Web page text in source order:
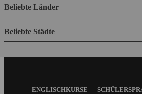
Beliebte Länder
Beliebte Städte
FooterENGLISCHKURSE